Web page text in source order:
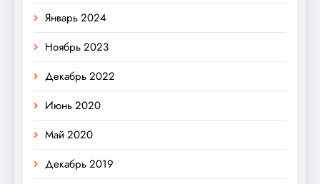
Январь 2024
Ноябрь 2023
Декабрь 2022
Июнь 2020
Май 2020
Декабрь 2019